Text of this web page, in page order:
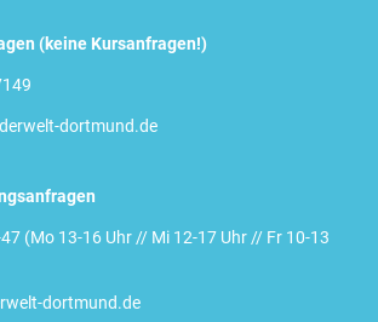
(keine Kursanfragen!)
dortmund.de
(Mo 13-16 Uhr // Mi 12-17 Uhr // Fr 10-13
dortmund.de